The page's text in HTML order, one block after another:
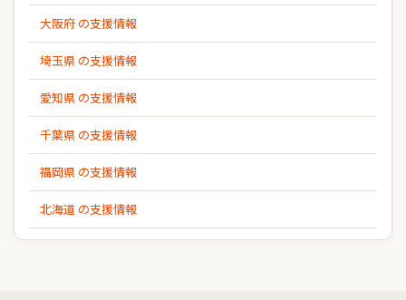
大阪府 の支援情報
埼玉県 の支援情報
愛知県 の支援情報
千葉県 の支援情報
福岡県 の支援情報
北海道 の支援情報